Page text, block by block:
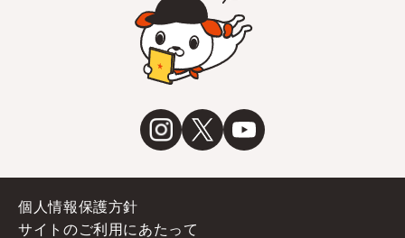
個人情報保護方針
サイトのご利用にあたって